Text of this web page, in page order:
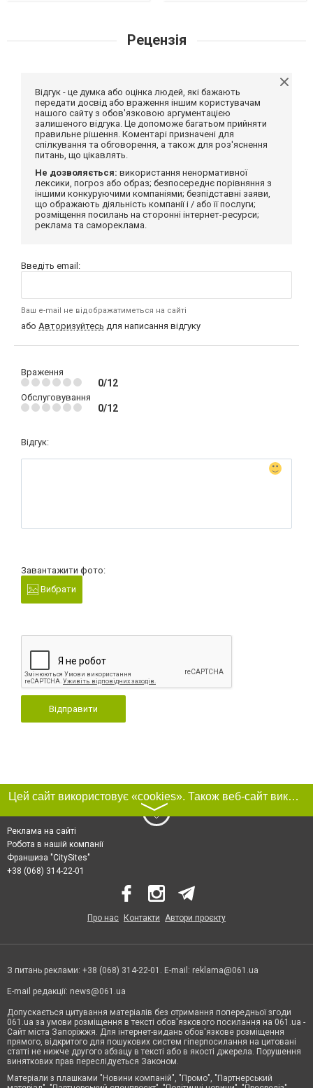
Рецензія
Відгук - це думка або оцінка людей, які бажають
передати досвід або враження іншим користувачам
нашого сайту з обов'язковою аргументацією
залишеного відгука. Це допоможе багатьом прийняти
правильне рішення. Коментарі призначені для
спілкування та обговорення, а також для роз'яснення
питань, що цікавлять.
Не дозволяється: використання ненормативної
лексики, погроз або образ; безпосереднє порівняння з
іншими конкуруючими компаніями; безпідставні заяви,
що ображають діяльність компанії і / або її послуги;
розміщення посилань на сторонні інтернет-ресурси;
реклама та самореклама.
Введіть email:
Ваш e-mail не відображатиметься на сайті
або Авторизуйтесь для написання відгуку
Враження
0/12
Обслуговування
0/12
Відгук:
Завантажити фото:
Вибрати
Відправити
Цей сайт використовує «cookies». Також веб-сайт використовує інтернет-сервіс для збору технічних даних стосовно відвідувачів з метою отримання маркетингової та статистичної інформації. Умови обробки даних відвідувачів сайту див.
〉
Реклама на сайті
Робота в нашій компанії
Франшиза "CitySites"
+38 (068) 314-22-01
Про нас Контакти Автори проєкту
З питань реклами: +38 (068) 314-22-01. E-mail: reklama@061.ua
E-mail редакції: news@061.ua
Допускається цитування матеріалів без отримання попередньої згоди
061.ua за умови розміщення в тексті обов'язкового посилання на 061.ua -
Сайт міста Запоріжжя. Для інтернет-видань обов'язкове розміщення
прямого, відкритого для пошукових систем гіперпосилання на цитовані
статті не нижче другого абзацу в тексті або в якості джерела. Порушення
виняткових прав переслідується Законом.
Матеріали з плашками "Новини компаній", "Промо", "Партнерський